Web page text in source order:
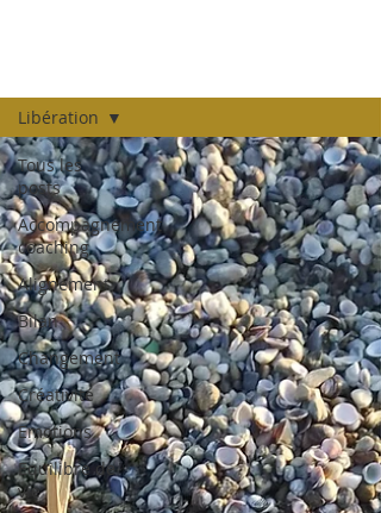
Tous les
posts
Accompagnement
coaching
Alignement
Bilan
Changement
Créativité
Emotions
Equilibre de
vie
Libération